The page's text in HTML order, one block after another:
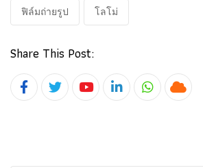
ฟิล์มถ่ายรูป โลโม่
Share This Post:
YoutubeLinkedInWhatsapp
Cloud